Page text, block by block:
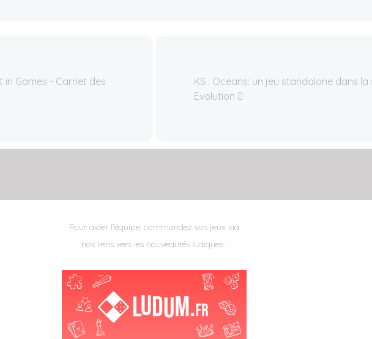
in Games - Carnet des
KS : Oceans: un jeu standalone dans la
Evolution
Pour aider l'équipe, commandez vos jeux via
nos liens vers les nouveautés ludiques :